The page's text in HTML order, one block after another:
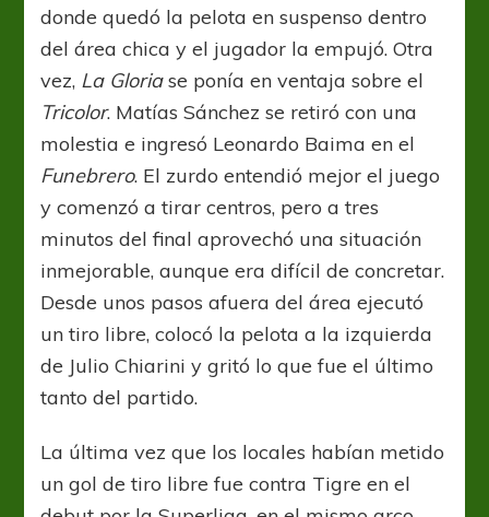
donde quedó la pelota en suspenso dentro
del área chica y el jugador la empujó. Otra
vez, La Gloriase ponía en ventaja sobre el
Tricolor. Matías Sánchez se retiró con una
molestia e ingresó Leonardo Baima en el
Funebrero. El zurdo entendió mejor el juego
y comenzó a tirar centros, pero a tres
minutos del final aprovechó una situación
inmejorable, aunque era difícil de concretar.
Desde unos pasos afuera del área ejecutó
un tiro libre, colocó la pelota a la izquierda
de Julio Chiarini y gritó lo que fue el último
tanto del partido.
La última vez que los locales habían metido
un gol de tiro libre fue contra Tigre en el